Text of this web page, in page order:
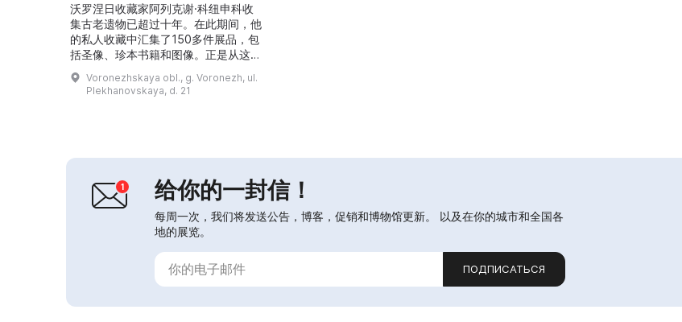
沃罗涅日收藏家阿列克谢·科纽申科收
集古老遗物已超过十年。在此期间，他
的私人收藏中汇集了150多件展品，包
括圣像、珍本书籍和图像。正是从这批
收藏中诞生了于四月开幕的博物馆 «沃
罗涅日的守护圣人»。...
Voronezhskaya obl., g. Voronezh, ul.
Plekhanovskaya, d. 21
给你的一封信！
每周一次，我们将发送公告，博客，促销和博物馆更新。 以及在你的城市和全国各
地的展览。
ПОДПИСАТЬСЯ